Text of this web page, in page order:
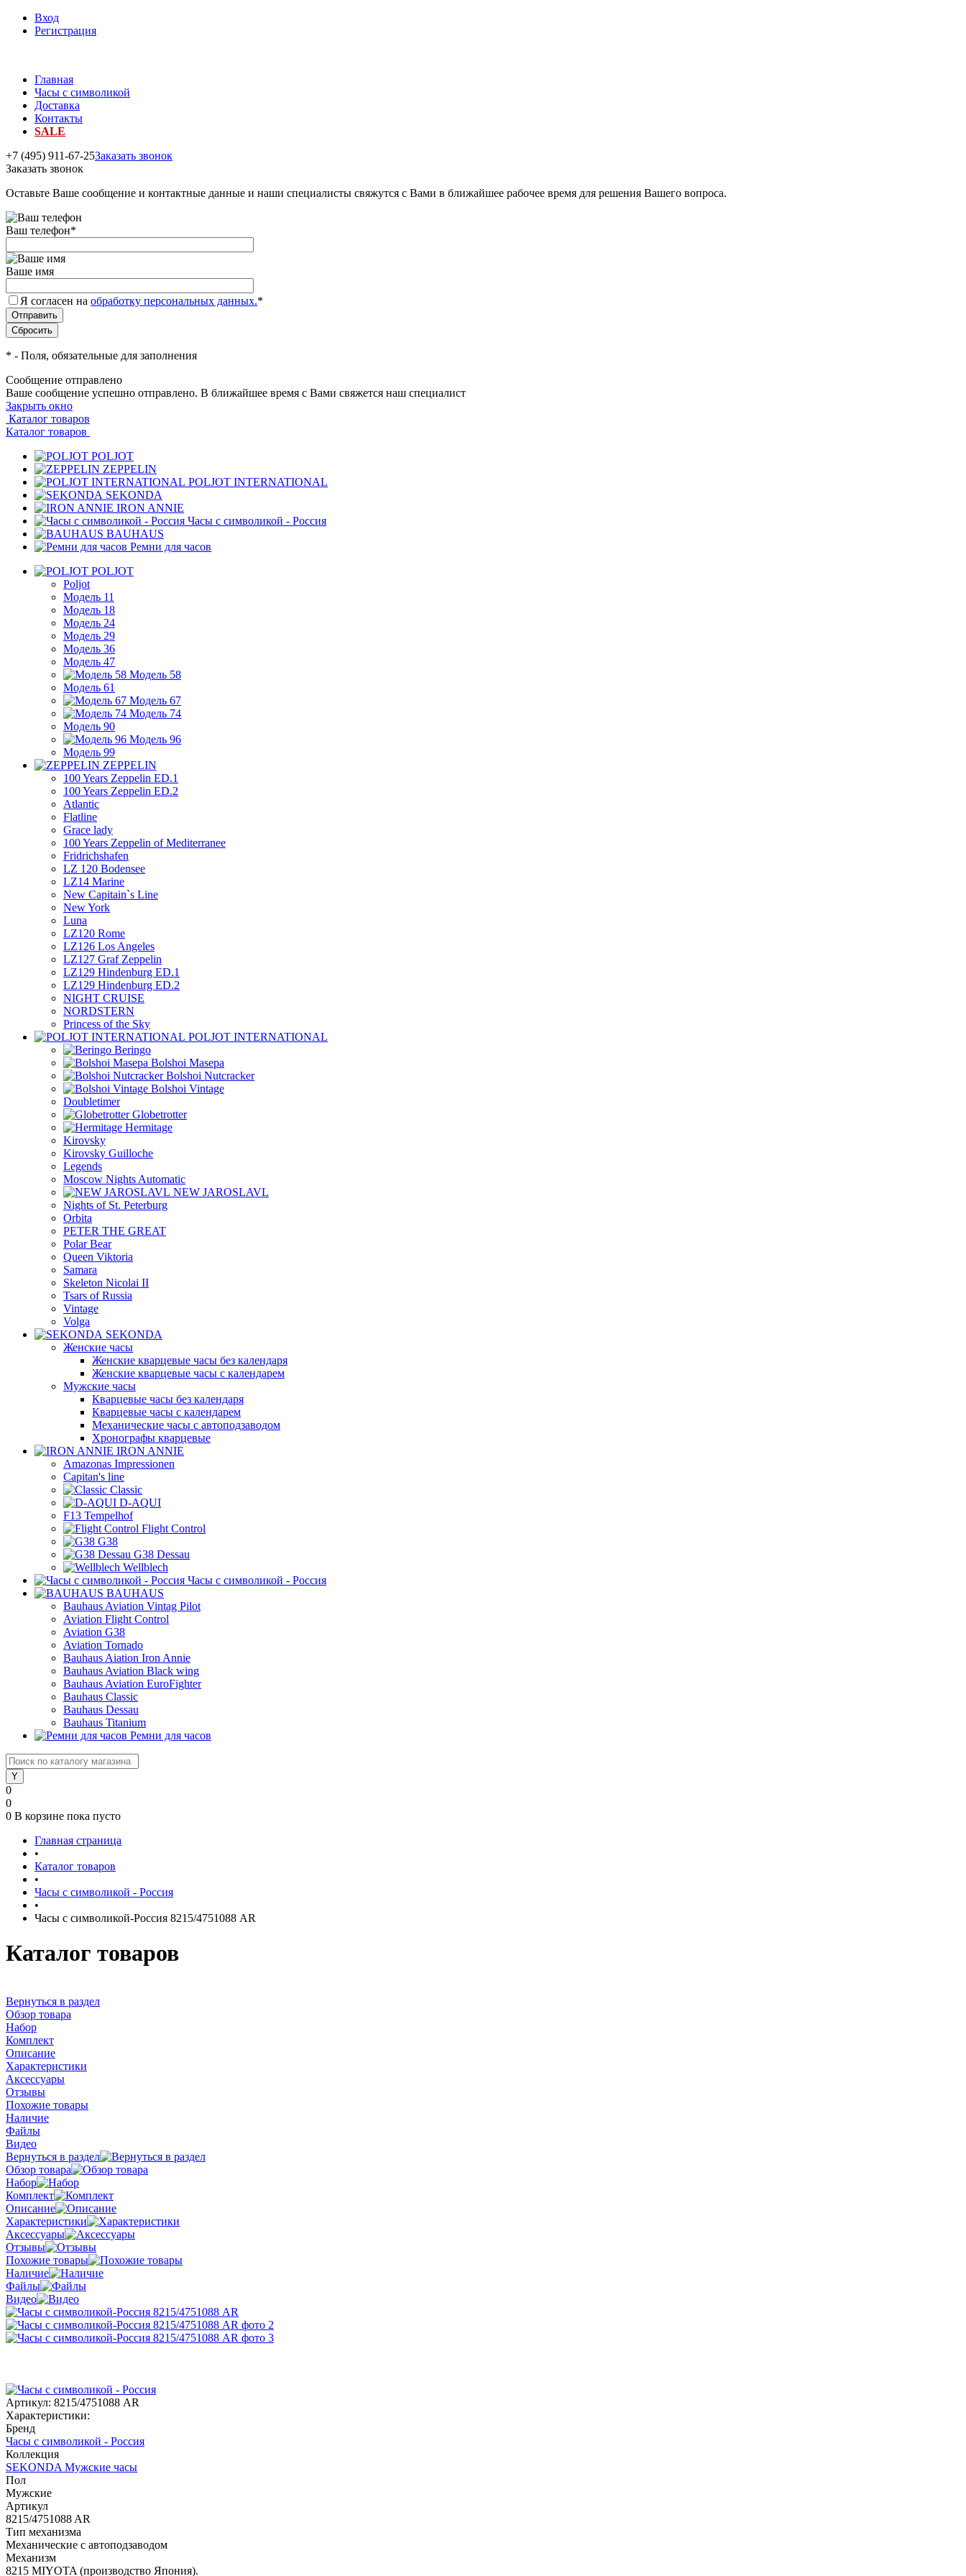
Вход
Регистрация
Главная
Часы с символикой
Доставка
Контакты
SALE
+7 (495) 911-67-25Заказать звонок
Заказать звонок
Оставьте Ваше сообщение и контактные данные и наши специалисты свяжутся с Вами в ближайшее рабочее время для решения Вашего вопроса.
Ваш телефон*
Ваше имя
Я согласен на обработку персональных данных.*
* - Поля, обязательные для заполнения
Сообщение отправлено
Ваше сообщение успешно отправлено. В ближайшее время с Вами свяжется наш специалист
Закрыть окно
Каталог товаров
Каталог товаров
POLJOT
ZEPPELIN
POLJOT INTERNATIONAL
SEKONDA
IRON ANNIE
Часы с символикой - Россия
BAUHAUS
Ремни для часов
POLJOT
Poljot
Модель 11
Модель 18
Модель 24
Модель 29
Модель 36
Модель 47
Модель 58
Модель 61
Модель 67
Модель 74
Модель 90
Модель 96
Модель 99
ZEPPELIN
100 Years Zeppelin ED.1
100 Years Zeppelin ED.2
Atlantic
Flatline
Grace lady
100 Years Zeppelin of Mediterranee
Fridrichshafen
LZ 120 Bodensee
LZ14 Marine
New Capitain`s Line
New York
Luna
LZ120 Rome
LZ126 Los Angeles
LZ127 Graf Zeppelin
LZ129 Hindenburg ED.1
LZ129 Hindenburg ED.2
NIGHT CRUISE
NORDSTERN
Princess of the Sky
POLJOT INTERNATIONAL
Beringo
Bolshoi Masepa
Bolshoi Nutcracker
Bolshoi Vintage
Doubletimer
Globetrotter
Hermitage
Kirovsky
Kirovsky Guilloche
Legends
Moscow Nights Automatic
NEW JAROSLAVL
Nights of St. Peterburg
Orbita
PETER THE GREAT
Polar Bear
Queen Viktoria
Samara
Skeleton Nicolai II
Tsars of Russia
Vintage
Volga
SEKONDA
Женские часы
Женские кварцевые часы без календаря
Женские кварцевые часы с календарем
Мужские часы
Кварцевые часы без календаря
Кварцевые часы с календарем
Механические часы с автоподзаводом
Хронографы кварцевые
IRON ANNIE
Amazonas Impressionen
Capitan's line
Classic
D-AQUI
F13 Tempelhof
Flight Control
G38
G38 Dessau
Wellblech
Часы с символикой - Россия
BAUHAUS
Bauhaus Aviation Vintag Pilot
Aviation Flight Control
Aviation G38
Aviation Tornado
Bauhaus Aiation Iron Annie
Bauhaus Aviation Black wing
Bauhaus Aviation EuroFighter
Bauhaus Classic
Bauhaus Dessau
Bauhaus Titanium
Ремни для часов
0
0
0 В корзине пока пусто
Главная страница
•
Каталог товаров
•
Часы с символикой - Россия
•
Часы с символикой-Россия 8215/4751088 AR
Каталог товаров
Вернуться в раздел
Обзор товара
Набор
Комплект
Описание
Характеристики
Аксессуары
Отзывы
Похожие товары
Наличие
Файлы
Видео
Вернуться в раздел
Обзор товара
Набор
Комплект
Описание
Характеристики
Аксессуары
Отзывы
Похожие товары
Наличие
Файлы
Видео
Артикул: 8215/4751088 AR
Характеристики:
Бренд
Часы с символикой - Россия
Коллекция
SEKONDA Мужские часы
Пол
Мужские
Артикул
8215/4751088 AR
Тип механизма
Механические с автоподзаводом
Механизм
8215 MIYOTA (производство Япония).